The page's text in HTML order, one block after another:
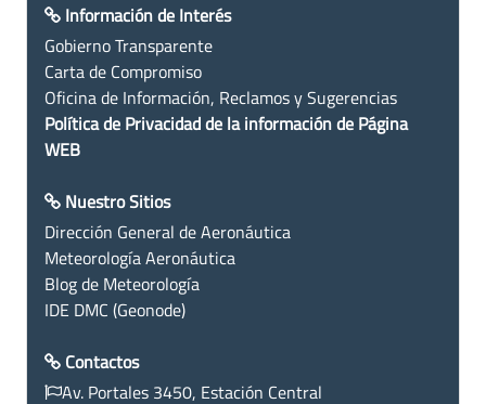
Información de Interés
Gobierno Transparente
Carta de Compromiso
Oficina de Información, Reclamos y Sugerencias
Política de Privacidad de la información de Página
WEB
Nuestro Sitios
Dirección General de Aeronáutica
Meteorología Aeronáutica
Blog de Meteorología
IDE DMC (Geonode)
Contactos
Av. Portales 3450, Estación Central